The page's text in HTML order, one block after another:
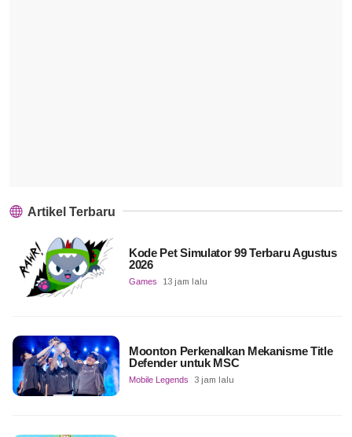
Artikel Terbaru
Kode Pet Simulator 99 Terbaru Agustus
2026
Games 13 jam lalu
Moonton Perkenalkan Mekanisme Title
Defender untuk MSC
Mobile Legends 3 jam lalu